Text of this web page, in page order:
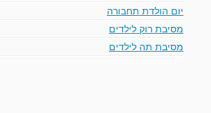
יום הולדת תחבורה
מסיבת רוק לילדים
מסיבת תה לילדים